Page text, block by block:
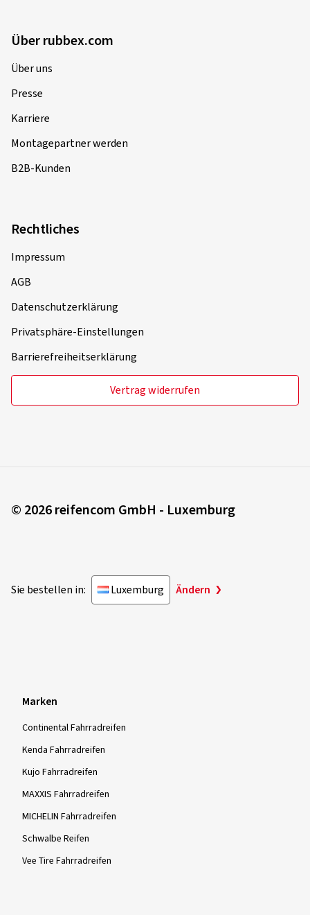
Über rubbex.com
Über uns
Presse
Karriere
Montagepartner werden
B2B-Kunden
Rechtliches
Impressum
AGB
Datenschutzerklärung
Privatsphäre-Einstellungen
Barrierefreiheitserklärung
Vertrag widerrufen
© 2026 reifencom GmbH - Luxemburg
Sie bestellen in: Luxemburg Ändern
Marken
Continental Fahrradreifen
Kenda Fahrradreifen
Kujo Fahrradreifen
MAXXIS Fahrradreifen
MICHELIN Fahrradreifen
Schwalbe Reifen
Vee Tire Fahrradreifen